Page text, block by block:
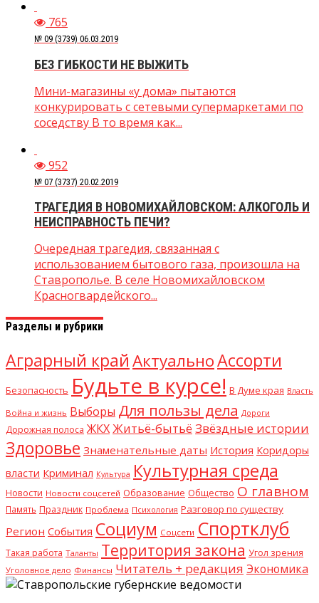
765
№ 09 (3739) 06.03.2019
БЕЗ ГИБКОСТИ НЕ ВЫЖИТЬ
Мини-магазины «у дома» пытаются
конкурировать с сетевыми супермаркетами по
соседству В то время как...
952
№ 07 (3737) 20.02.2019
ТРАГЕДИЯ В НОВОМИХАЙЛОВСКОМ: АЛКОГОЛЬ И
НЕИСПРАВНОСТЬ ПЕЧИ?
Очередная трагедия, связанная с
использованием бытового газа, произошла на
Ставрополье. В селе Новомихайловском
Красногвардейского...
Разделы и рубрики
Аграрный крайАктуальноАссорти
Безопасность Будьте в курсе! В Думе края Власть
Война и жизнь Выборы Для пользы дела Дороги
Дорожная полоса ЖКХЖитьё-бытьё Звёздные истории
Здоровье Знаменательные даты История Коридоры
власти Криминал Культура Культурная среда
Новости Новости соцсетей Образование Общество О главном
Память Праздник Проблема Психология Разговор по существу
Регион События Социум Соцсети Спортклуб
Такая работа Таланты Территория закона Угол зрения
Уголовное дело Финансы Читатель + редакция Экономика